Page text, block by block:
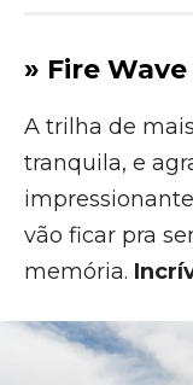
» Fire Wave
A trilha de
tranquila, e
vão ficar pra
memória.